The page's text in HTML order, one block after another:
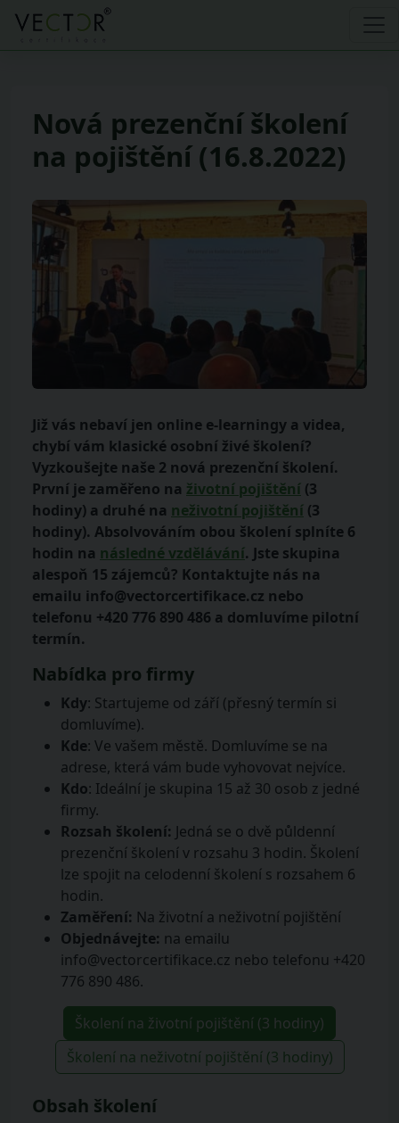
Nová prezenční školení
na pojištění (16.8.2022)
Již vás nebaví jen online e-learningy a videa,
chybí vám klasické osobní živé školení?
Vyzkoušejte naše 2 nová prezenční školení.
První je zaměřeno na životní pojištění (3
hodiny) a druhé na neživotní pojištění (3
hodiny). Absolvováním obou školení splníte 6
hodin na následné vzdělávání. Jste skupina
alespoň 15 zájemců? Kontaktujte nás na
emailu info@vectorcertifikace.cz nebo
telefonu +420 776 890 486 a domluvíme pilotní
termín.
Nabídka pro firmy
Kdy: Startujeme od září (přesný termín si
domluvíme).
Kde: Ve vašem městě. Domluvíme se na
adrese, která vám bude vyhovovat nejvíce.
Kdo: Ideální je skupina 15 až 30 osob z jedné
firmy.
Rozsah školení: Jedná se o dvě půldenní
prezenční školení v rozsahu 3 hodin. Školení
lze spojit na celodenní školení s rozsahem 6
hodin.
Zaměření: Na životní a neživotní pojištění
Objednávejte: na emailu
info@vectorcertifikace.cz nebo telefonu +420
776 890 486.
Školení na životní pojištění (3 hodiny)
Školení na neživotní pojištění (3 hodiny)
Obsah školení